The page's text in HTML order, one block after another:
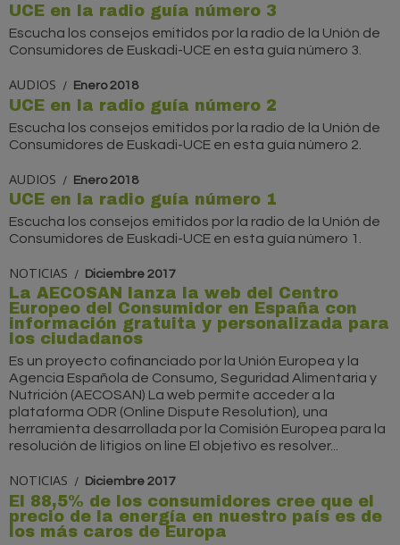
UCE en la radio guía número 3
Escucha los consejos emitidos por la radio de la Unión de
Consumidores de Euskadi-UCE en esta guía número 3.
AUDIOS Enero 2018
UCE en la radio guía número 2
Escucha los consejos emitidos por la radio de la Unión de
Consumidores de Euskadi-UCE en esta guía número 2.
AUDIOS Enero 2018
UCE en la radio guía número 1
Escucha los consejos emitidos por la radio de la Unión de
Consumidores de Euskadi-UCE en esta guía número 1.
NOTICIAS Diciembre 2017
La AECOSAN lanza la web del Centro
Europeo del Consumidor en España con
información gratuita y personalizada para
los ciudadanos
Es un proyecto cofinanciado por la Unión Europea y la
Agencia Española de Consumo, Seguridad Alimentaria y
Nutrición (AECOSAN) La web permite acceder a la
plataforma ODR (Online Dispute Resolution), una
herramienta desarrollada por la Comisión Europea para la
resolución de litigios on line El objetivo es resolver...
NOTICIAS Diciembre 2017
El 88,5% de los consumidores cree que el
precio de la energía en nuestro país es de
los más caros de Europa